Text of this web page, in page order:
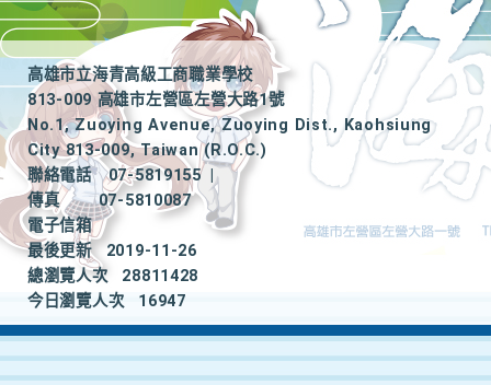
高雄市立海青高級工商職業學校
813-009 高雄市左營區左營大路1號
No.1, Zuoying Avenue, Zuoying Dist., Kaohsiung
City 813-009, Taiwan (R.O.C.)
聯絡電話
07-5819155
|
傳真
07-5810087
電子信箱
最後更新
2019-11-26
總瀏覽人次
28811428
今日瀏覽人次
16947